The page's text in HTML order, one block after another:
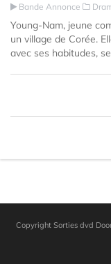
Bande Annonce
Young-Nam, jeune
un village de Corée.
avec ses habitudes,
Copyright Sorties dvd